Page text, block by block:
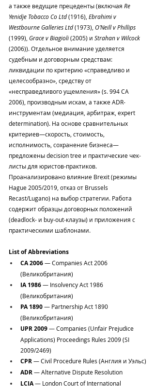
а также ведущие прецеденты (включая Re
Yenidje Tobacco Co Ltd (1916), Ebrahimi v
Westbourne Galleries Ltd (1973), O’Neill v Phillips
(1999), Grace v Biagioli (2005) и Strahan v Wilcock
(2006)). Отдельное внимание уделяется
судебным и договорным средствам:
ликвидации по критерию «справедливо и
целесообразно», средству от
«несправедливого ущемления» (s. 994 CA
2006), производным искам, а также ADR-
инструментам (медиация, арбитраж, expert
determination). На основе сравнительных
критериев—скорость, стоимость,
исполнимость, сохранение бизнеса—
предложены decision tree и практические чек-
листы для юристов-практиков.
Проанализировано влияние Brexit (режимы
Hague 2005/2019, отказ от Brussels
Recast/Lugano) на выбор стратегии. Работа
содержит образцы договорных положений
(deadlock- и buy‑out‑клаузы) и приложения с
практическими шаблонами.
List of Abbreviations
CA 2006 — Companies Act 2006
(Великобритания)
IA 1986 — Insolvency Act 1986
(Великобритания)
PA 1890 — Partnership Act 1890
(Великобритания)
UPR 2009 — Companies (Unfair Prejudice
Applications) Proceedings Rules 2009 (SI
2009/2469)
CPR — Civil Procedure Rules (Англия и Уэльс)
ADR — Alternative Dispute Resolution
LCIA — London Court of International